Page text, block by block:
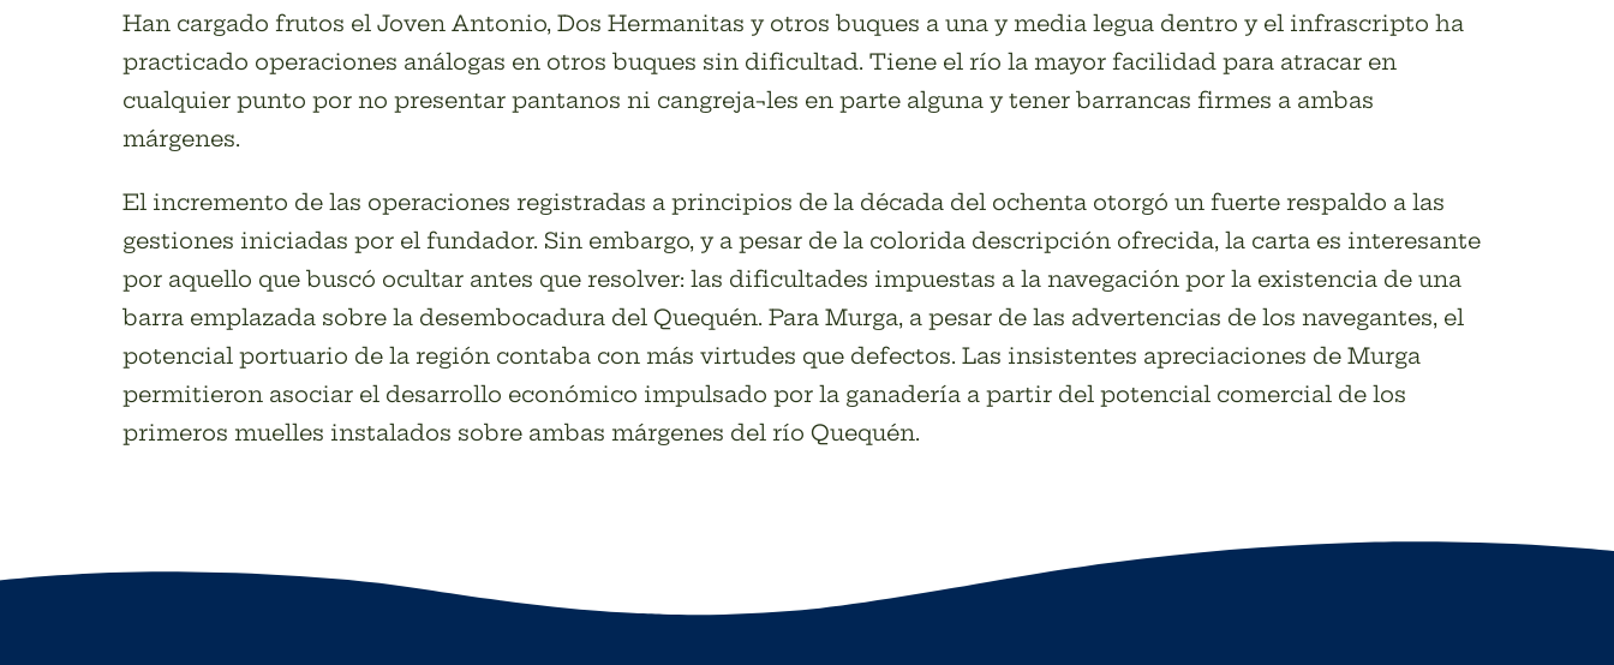
Han cargado frutos el Joven Antonio, Dos Hermanitas y otros buques a una y media legua dentro y el infrascripto ha
practicado operaciones análogas en otros buques sin dificultad. Tiene el río la mayor facilidad para atracar en
cualquier punto por no presentar pantanos ni cangreja¬les en parte alguna y tener barrancas firmes a ambas
márgenes.
El incremento de las operaciones registradas a principios de la década del ochenta otorgó un fuerte respaldo a las
gestiones iniciadas por el fundador. Sin embargo, y a pesar de la colorida descripción ofrecida, la carta es interesante
por aquello que buscó ocultar antes que resolver: las dificultades impuestas a la navegación por la existencia de una
barra emplazada sobre la desembocadura del Quequén. Para Murga, a pesar de las advertencias de los navegantes, el
potencial portuario de la región contaba con más virtudes que defectos. Las insistentes apreciaciones de Murga
permitieron asociar el desarrollo económico impulsado por la ganadería a partir del potencial comercial de los
primeros muelles instalados sobre ambas márgenes del río Quequén.